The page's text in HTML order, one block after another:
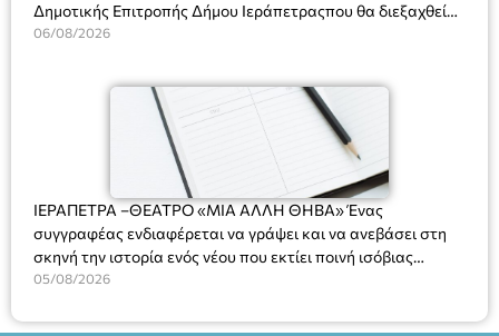
Δημοτικής Επιτροπής Δήμου Ιεράπετραςπου θα διεξαχθεί
στο Δημοτικό Κατάστημα, Δημοκρατίας 31 στην αίθουσα
και λήψη αποφάσεων στα παρακάτω θέματα:
06/08/2026
ΙΕΡΑΠΕΤΡΑ –ΘΕΑΤΡΟ «ΜΙΑ ΑΛΛΗ ΘΗΒΑ» Ένας
συγγραφέας ενδιαφέρεται να γράψει και να ανεβάσει στη
σκηνή την ιστορία ενός νέου που εκτίει ποινή ισόβιας
κάθειρξης για πατροκτονία. Ένα πολυβραβευμένο έργο για
ασθένεια, τον ερωτισμό. Ένα έργο αινιγματικό, συγκινητικό,
05/08/2026